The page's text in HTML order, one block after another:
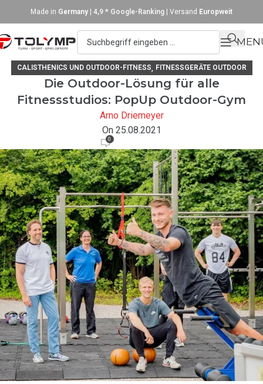
Made in Germany 4,9 * Google-Ranking | Versand Europweit
CALISTHENICS UND OUTDOOR-FITNESS, FITNESSGERÄTE OUTDOOR
Die Outdoor-Lösung für alle
Fitnessstudios: PopUp Outdoor-Gym
Arno Driemeyer
On 25.08.2021
0